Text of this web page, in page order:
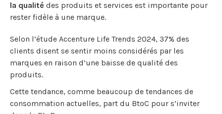
la qualité des produits et services est importante pour
rester fidèle à une marque.
Selon l’étude Accenture Life Trends 2024, 37% des
clients disent se sentir moins considérés par les
marques en raison d’une baisse de qualité des
produits.
Cette tendance, comme beaucoup de tendances de
consommation actuelles, part du BtoC pour s’inviter